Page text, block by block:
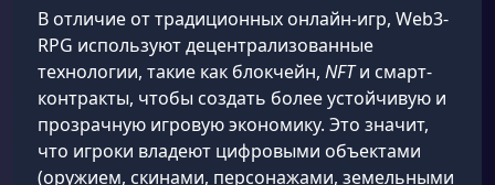
В отличие от традиционных онлайн-игр, Web3-
RPG используют децентрализованные
технологии, такие как блокчейн, NFTи смарт-
контракты, чтобы создать более устойчивую и
прозрачную игровую экономику. Это значит,
что игроки владеют цифровыми объектами
(оружием, скинами, персонажами, земельными